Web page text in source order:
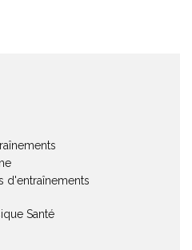
d'entraînements
Santé